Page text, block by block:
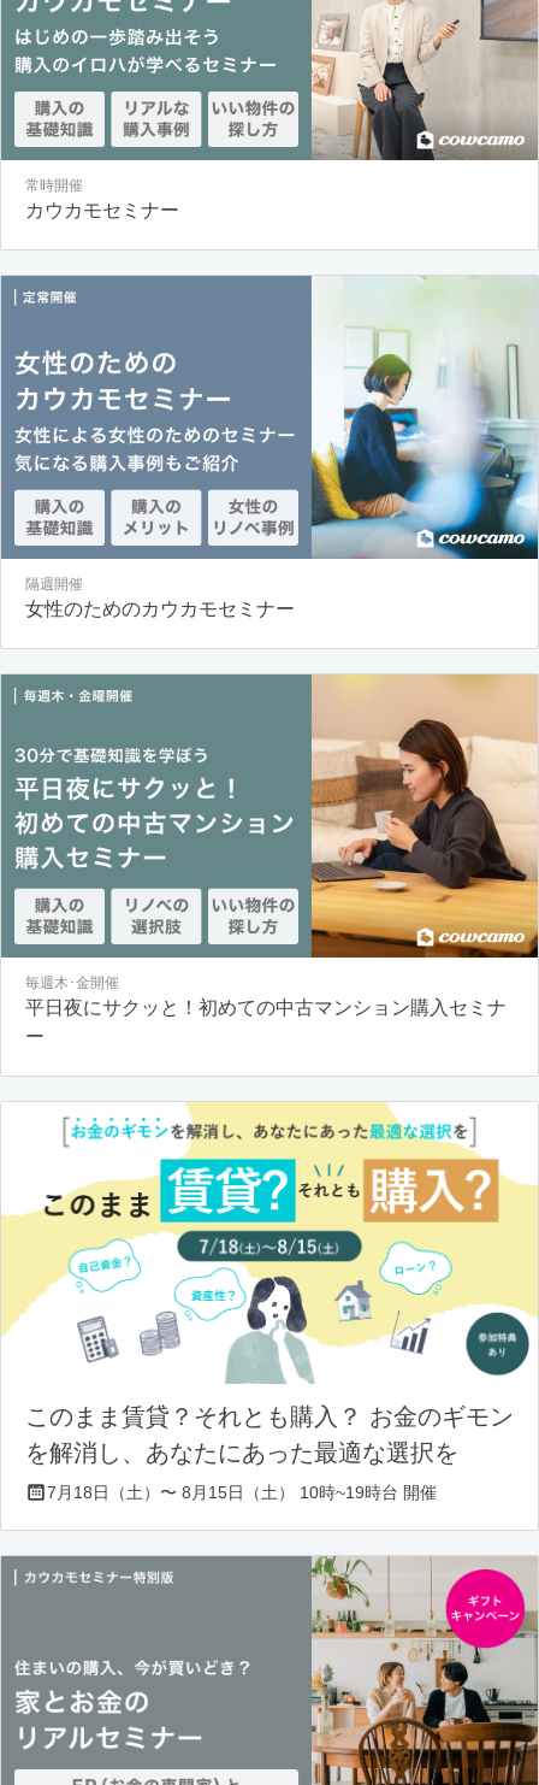
常時開催
カウカモセミナー
隔週開催
女性のためのカウカモセミナー
毎週木･金開催
平日夜にサクッと！初めての中古マンション購入セミナ
ー
このまま賃貸？それとも購入？ お金のギモン
を解消し、あなたにあった最適な選択を
7月18日（土）〜 8月15日（土） 10時~19時台 開催